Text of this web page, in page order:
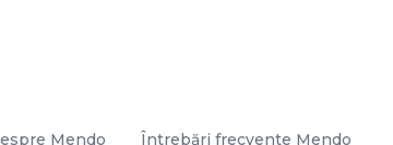
Mendo Întrebări frecvente Mendo